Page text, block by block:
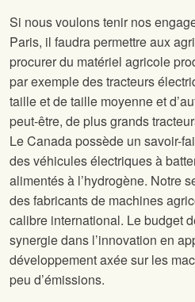
Si nous voulons tenir nos
Paris, il faudra permettre aux
procurer du matériel agricole
par exemple des tracteurs
taille et de taille moyenne et
peut-être, de plus grands
Le Canada possède un savoir-
des véhicules électriques à
alimentés à l’hydrogène. Notre
des fabricants de machines
calibre international. Le budget
synergie dans l’innovation en
développement axée sur les
peu d’émissions.